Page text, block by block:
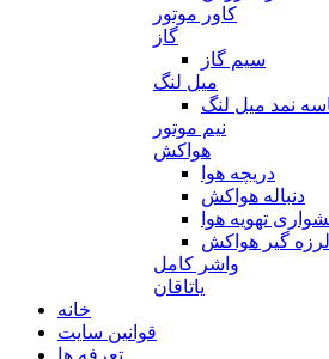
کاور موتور
گاز
سیم گاز
میل لنگ
نمد میل لنگ
نیم موتور
هواکش
دریچه هوا
دنباله هواکش
تهویه هوا
لرزه گیر هواکش
واشر کامل
یاتاقان
خانه
قوانین سایت
تعرفه ها